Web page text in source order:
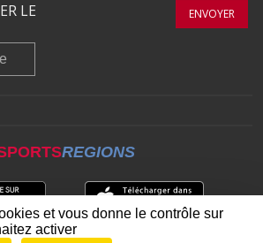
LE
ENVOYER
REGIONS
et vous donne le contrôle sur
activer